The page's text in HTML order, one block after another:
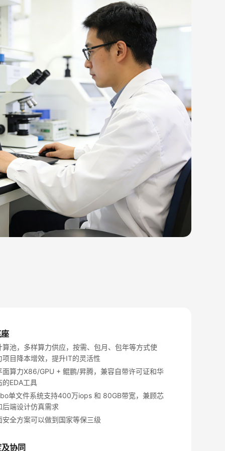
算池，多样算力供应，按需、包月、包年等方式使
项目降本增效，提升IT的灵活性
面算力X86/GPU + 鲲鹏/昇腾，兼容自带许可证和华
的EDA工具
单文件系统支持400万iops 和 80GB带宽，兼顾芯
后端设计仿真需求
安全方案可以做到国家等保三级
协同